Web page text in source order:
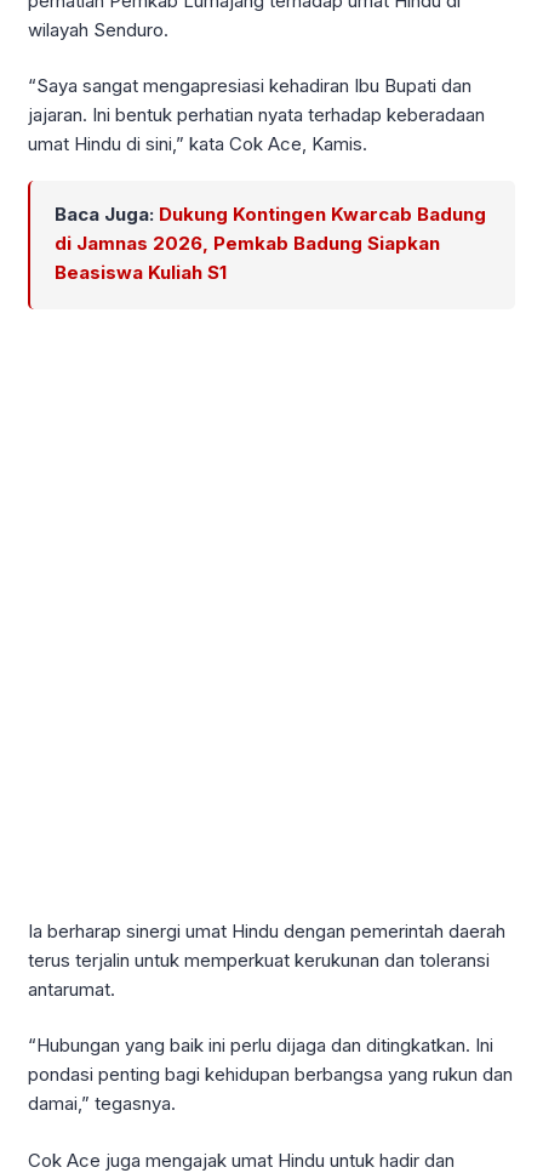
wilayah Senduro.
“Saya sangat mengapresiasi kehadiran Ibu Bupati dan
jajaran. Ini bentuk perhatian nyata terhadap keberadaan
umat Hindu di sini,” kata Cok Ace, Kamis.
Baca Juga: Dukung Kontingen Kwarcab Badung
di Jamnas 2026, Pemkab Badung Siapkan
Beasiswa Kuliah S1
Ia berharap sinergi umat Hindu dengan pemerintah daerah
terus terjalin untuk memperkuat kerukunan dan toleransi
antarumat.
“Hubungan yang baik ini perlu dijaga dan ditingkatkan. Ini
pondasi penting bagi kehidupan berbangsa yang rukun dan
damai,” tegasnya.
Cok Ace juga mengajak umat Hindu untuk hadir dan